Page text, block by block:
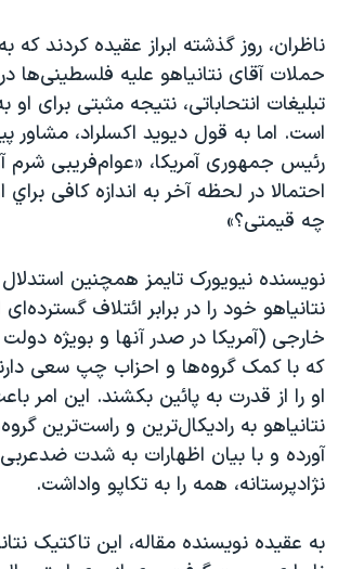
ناظران، روز گذشته ابراز عقيده کردند
حملات آقای نتانياهو عليه فلسطينی‌ها
تبلیغات انتحاباتی، نتيجه مثبتی برای او
است. اما به قول ديويد اکسلراد، مشاور
رئیس جمهوری آمریکا، «عوام‌فريبی شرم
احتمالا در لحظه آخر به اندازه کافی براي
چه قيمتی؟»
نويسنده نيويورک تايمز همچنین
نتانياهو خود را در برابر ائتلاف
خارجی (آمريکا در صدر آنها و بويژه
که با کمک گروه‌ها و احزاب چپ سعی
او را از قدرت به پائین بکشند. اين امر
نتانياهو به راديکال‌ترين و راست‌ترين
آورده و با بیان اظهارات به شدت
نژادپرستانه، همه را به تکاپو واداشت.
به عقیده نویسنده مقاله، اين تاکتيک